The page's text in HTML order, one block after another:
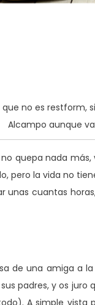
no es restform,
Alcampo aunque
no quepa nada
pero la vida no
cuantas
de una amiga a
padres, y os juro